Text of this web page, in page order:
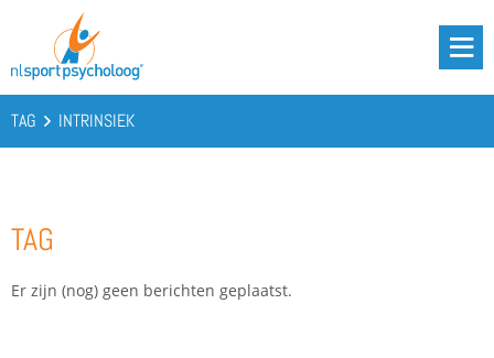
CONTACT
TAG INTRINSIEK
TAG
Er zijn (nog) geen berichten geplaatst.